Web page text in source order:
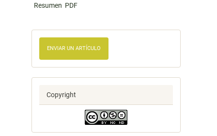
Resumen PDF
ENVIAR UN ARTÍCULO
Copyright